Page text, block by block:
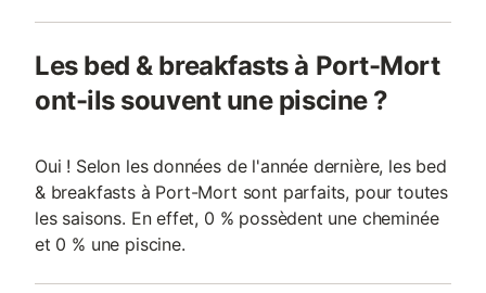
Les bed & breakfasts à Port-Mort
ont-ils souvent une piscine ?
Oui ! Selon les données de l'année dernière, les bed
& breakfasts à Port-Mort sont parfaits, pour toutes
les saisons. En effet, 0 % possèdent une cheminée
et 0 % une piscine.